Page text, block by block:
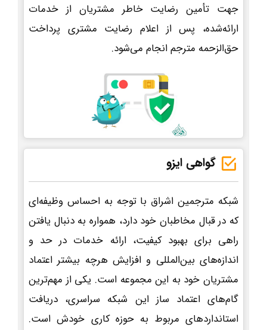
جهت تأمین رضایت خاطر مشتریان از خدمات
ارائه‌شده، پس از اعلام رضایت مشتری پرداخت
حق‌الزحمه مترجم انجام می‌شود.
گواهی ایزو
شبکه مترجمین اشراق با توجه به احساس وظیفه‌ای
که در قبال مخاطبان خود دارد، همواره به دنبال یافتن
راهی برای بهبود کیفیت، ارائه خدمات در حد و
اندازه‌های بین‌المللی و افزایش هرچه بیشتر اعتماد
مشتریان خود به این مجموعه است. یکی از مهم‌ترین
گام‌های اعتماد ساز این شبکه سراسری، دریافت
استانداردهای مربوط به حوزه کاری خودش است.